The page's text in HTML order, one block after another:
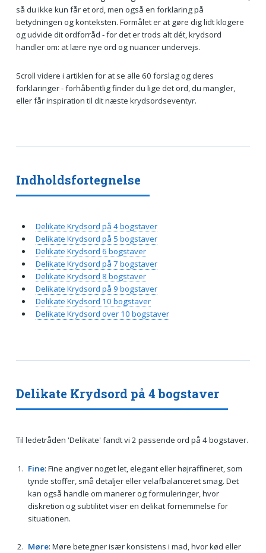
så du ikke kun får et ord, men også en forklaring på
betydningen og konteksten. Formålet er at gøre dig lidt klogere
og udvide dit ordforråd - for det er trods alt dét, krydsord
handler om: at lære nye ord og nuancer undervejs.
Scroll videre i artiklen for at se alle 60 forslag og deres
forklaringer - forhåbentlig finder du lige det ord, du mangler,
eller får inspiration til dit næste krydsordseventyr.
Delikate Krydsord på 4 bogstaver
Til ledetråden 'Delikate' fandt vi 2 passende ord på 4 bogstaver.
Fine: Fine angiver noget let, elegant eller højraffineret, som
tynde stoffer, små detaljer eller velafbalanceret smag. Det
kan også handle om manerer og formuleringer, hvor
diskretion og subtilitet viser en delikat fornemmelse for
situationen.
Møre: Møre betegner især konsistens i mad, hvor kød eller
Indholdsfortegnelse
Delikate Krydsord på 4 bogstaver
Delikate Krydsord på 5 bogstaver
Delikate Krydsord 6 bogstaver
Delikate Krydsord på 7 bogstaver
Delikate Krydsord 8 bogstaver
Delikate Krydsord på 9 bogstaver
Delikate Krydsord 10 bogstaver
Delikate Krydsord over 10 bogstaver